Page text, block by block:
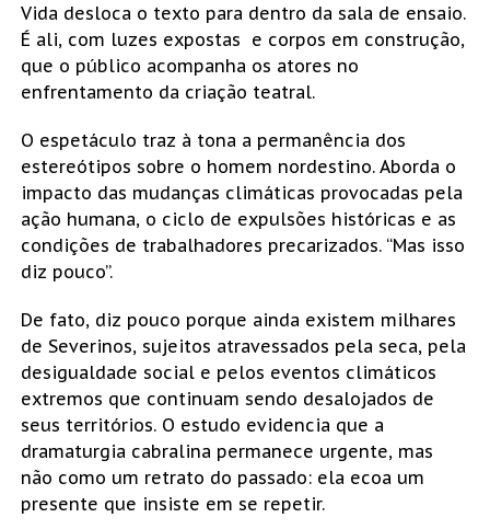
Vida desloca o texto para dentro da sala de ensaio.
É ali, com luzes expostas e corpos em construção,
que o público acompanha os atores no
enfrentamento da criação teatral.
O espetáculo traz à tona a permanência dos
estereótipos sobre o homem nordestino. Aborda o
impacto das mudanças climáticas provocadas pela
ação humana, o ciclo de expulsões históricas e as
condições de trabalhadores precarizados. “Mas isso
diz pouco”.
De fato, diz pouco porque ainda existem milhares
de Severinos, sujeitos atravessados pela seca, pela
desigualdade social e pelos eventos climáticos
extremos que continuam sendo desalojados de
seus territórios. O estudo evidencia que a
dramaturgia cabralina permanece urgente, mas
não como um retrato do passado: ela ecoa um
presente que insiste em se repetir.